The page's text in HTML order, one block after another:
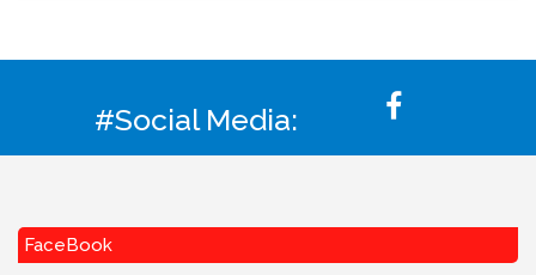
#Social Media:
FaceBook